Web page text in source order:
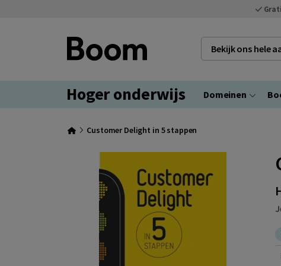
Bekijk ons hele
Hoger onderwijs Domeinen
Customer Delight in 5 stappen